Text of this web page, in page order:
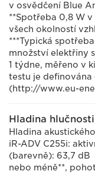
v osvědčení Blue
**Spotřeba 0,8 W
všech okolností
***Typická
množství elektřiny
1 týdne, měřeno v
testu je definována
(http://www.eu-
Hladina
Hladina
iR-ADV C255i:
(barevně): 63,7 dB
nebo méně**,